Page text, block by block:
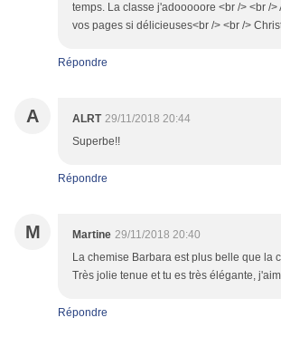
temps. La classe j'adooooore <br /> <br />
vos pages si délicieuses<br /> <br />
Répondre
A ALRT 29/11/2018 20:44
Superbe!!
Répondre
M Martine 29/11/2018 20:40
La chemise Barbara est plus belle que la
Très jolie tenue et tu es très élégante,
Répondre